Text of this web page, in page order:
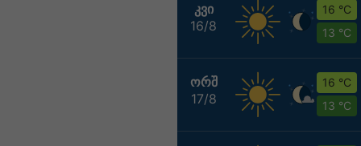
ᲙᲕᲘ
16/8
16 °C
13 °C
ᲝᲠᲨ
17/8
16 °C
13 °C